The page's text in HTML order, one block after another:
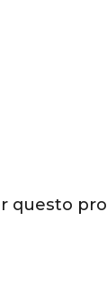
questo